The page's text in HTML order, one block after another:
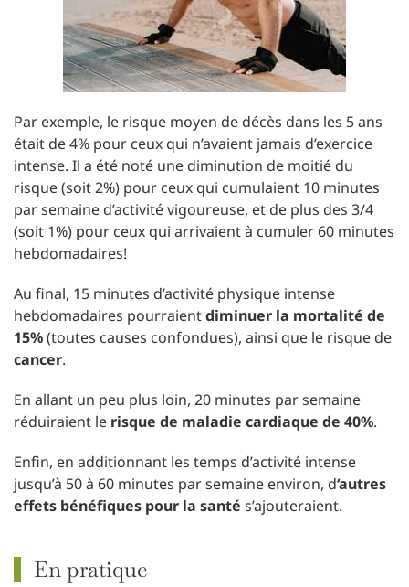
Par exemple, le risque moyen de décès dans les 5 ans
était de 4% pour ceux qui n’avaient jamais d’exercice
intense. Il a été noté une diminution de moitié du
risque (soit 2%) pour ceux qui cumulaient 10 minutes
par semaine d’activité vigoureuse, et de plus des 3/4
(soit 1%) pour ceux qui arrivaient à cumuler 60 minutes
hebdomadaires!
Au final, 15 minutes d’activité physique intense
hebdomadaires pourraientdiminuer la mortalité de
15%(toutes causes confondues), ainsi que le risque de
cancer.
En allant un peu plus loin, 20 minutes par semaine
réduiraient le risque de maladie cardiaque de 40%.
Enfin, en additionnant les temps d’activité intense
jusqu’à 50 à 60 minutes par semaine environ, d‘autres
effets bénéfiques pour la santé s’ajouteraient.
En pratique